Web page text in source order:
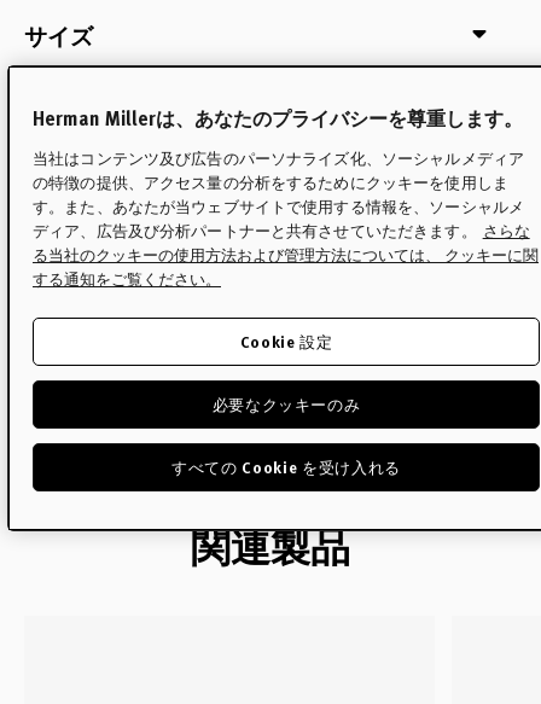
サイズ
配送について
メンテナンス・ケア
保証
関連製品
Herman Millerは、あなたのプライバシーを尊重します。
当社はコンテンツ及び広告のパーソナライズ化、ソーシャルメディア
の特徴の提供、アクセス量の分析をするためにクッキーを使用しま
す。また、あなたが当ウェブサイトで使用する情報を、ソーシャルメ
ディア、広告及び分析パートナーと共有させていただきます。
さらな
る当社のクッキーの使用方法および管理方法については、 クッキーに関
する通知をご覧ください。
必要なクッキーのみ
すべての Cookie を受け入れる
Cookie 設定